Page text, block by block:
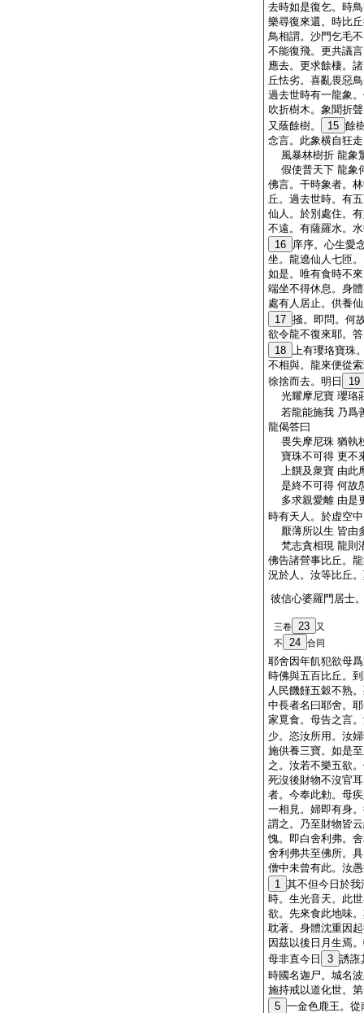
去時如是復乞。時
樂尋復來還。時比
鳥相謂。沙門乞毛
不能復飛。更共議
應去。更求餘棲。
丘怯劣。喜亂畏惡
過去世時有一龍象
吹折樹木。象聞折
又蔭餘樹。
15 餘
念言。此象横自狂
風暴林樹折 龍象
假使普天下 龍象
佛言。干時象者。
丘。過去世時。有
仙人。於別處住。
不遠。有薩羅水。
16 庠序。心生愛
坐。龍遶仙人七匝
如是。唯有食時不
端坐不得休息。身
處有人居止。供養
17 掻。即問。何
欲令龍不復來耶。
18 上有瓔珞寶珠
不相與。龍來便從
徐捨而去。明日
19
光耀摩尼寶 瓔珞
若龍能施我 乃爲
龍偈答曰
畏失摩尼珠 猶執
寶珠不可得 更不
上饌及衆寶 由此
是終不可得 何故
多求親愛離 由是
時有天人。於虚空
厭薄所以生 皆由
梵志貪相現 龍則
佛告諸營事比丘。
況於人。汝等比丘
彼信心婆羅門居士
三卷 23
又
不
24 合同
耶舍因年飢犯欲母
時佛與五百比丘。
人民饑饉五穀不熟
中長者名曰耶舍。
家覓食。母告之言
少。恣汝所用。汝
施供養三寶。如是
之。汝若不樂五欲
死沒後財物不沒官
者。今奉此勅。母
一相見。婦即有身
謂之。乃至財物皆
愧。即白舍利弗。
舍利弗共至佛所。
僧中未曾有此。汝
1 其不但今日於我
時。生光音天。此
欲。先來食此地味
耽著。身體沈重因
因茲以後日月生焉
母非直今日
3 誘誑
時國名迦尸。城名
施持戒以道化世。
5 一金色鹿王。